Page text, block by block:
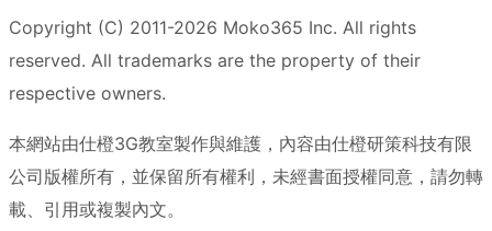
Copyright (C) 2011-2026 Moko365 Inc. All rights
reserved. All trademarks are the property of their
respective owners.
本網站由仕橙3G教室製作與維護，內容由仕橙研策科技有限
公司版權所有，並保留所有權利，未經書面授權同意，請勿轉
載、引用或複製內文。